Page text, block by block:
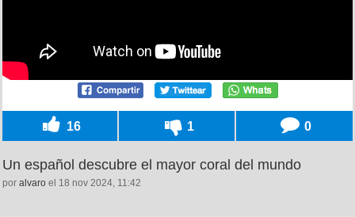
16 1 0
Un español descubre el mayor coral del mundo
por alvaro el 18 nov 2024, 11:42